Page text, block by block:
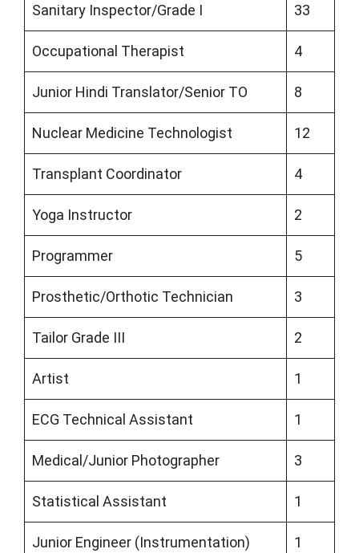
Sanitary Inspector/Grade I 33
Occupational Therapist 4
Junior Hindi Translator/Senior TO 8
Nuclear Medicine Technologist 12
Transplant Coordinator 4
Yoga Instructor 2
Programmer 5
Prosthetic/Orthotic Technician 3
Tailor Grade III 2
Artist 1
ECG Technical Assistant 1
Medical/Junior Photographer 3
Statistical Assistant 1
Junior Engineer (Instrumentation) 1